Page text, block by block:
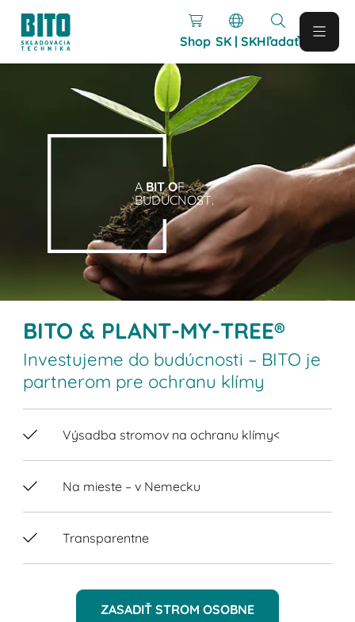
Shop SK | SKHľadať
A BIT OF
BUDÚCNOSŤ.
BITO & PLANT-MY-TREE®
Investujeme do budúcnosti – BITO je
partnerom pre ochranu klímy
Výsadba stromov na ochranu klímy<
Na mieste – v Nemecku
Transparentne
ZASADIŤ STROM OSOBNE